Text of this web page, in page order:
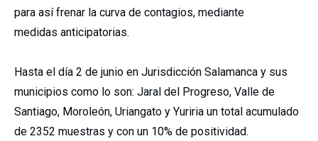
para así frenar la curva de contagios, mediante
medidas anticipatorias.
Hasta el día 2 de junio en Jurisdicción Salamanca y sus
municipios como lo son: Jaral del Progreso, Valle de
Santiago, Moroleón, Uriangato y Yuriria un total acumulado
de 2352 muestras y con un 10% de positividad.